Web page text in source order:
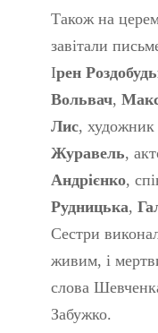
Також на
завітали
Ірен
Вольвач,
Лис, художник
Журавель,
Андрієнко,
Рудницька,
Сестри
живим, і
слова
Забужко.